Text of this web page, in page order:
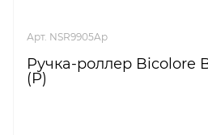
Арт. NSR9905Ap
Ручка-роллер Bicolore
(Р)